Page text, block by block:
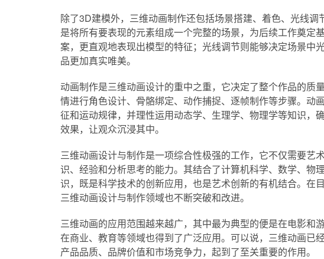
除了3D建模外，三维动画制作还包括场景搭建、着色、光线
是将所有要表现的元素组成一个完整的场景，为后续工作奠定
案，更直观地表现出模型的特征；光线调节则能够决定场景中
品更加真实唯美。
动画制作是三维动画设计的重中之重，它决定了整个作品的质
情进行角色设计、骨骼绑定、动作捕捉、逐帧制作等步骤。动
征和运动规律，并理性运用动态学、生理学、物理学等知识，
效果，让观众沉浸其中。
三维动画设计与制作是一项综合性极强的工作，它不仅需要艺
识、经验和分析思考的能力。其结合了计算机科学、数学、物
识，既是科学技术的创新应用，也是艺术创新的有机结合。在
三维动画设计与制作领域也不断突破和改进。
三维动画的应用范围越来越广，其中最为典型的便是在电影和
在商业、教育等领域也得到了广泛应用。可以说，三维动画已
产品品质、品牌价值和市场竞争力，起到了至关重要的作用。